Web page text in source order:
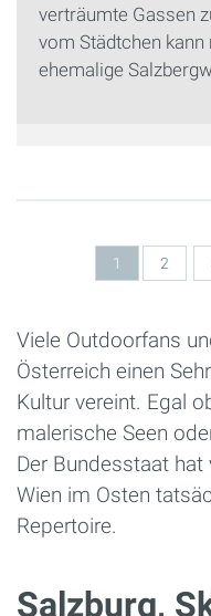
verträumte Gassen
vom Städtchen kann
ehemalige
Seiten
1 2
Viele Outdoorfans
Österreich einen
Kultur vereint. Egal
malerische Seen
Der Bundesstaat
Wien im Osten
Repertoire.
Salzburg,